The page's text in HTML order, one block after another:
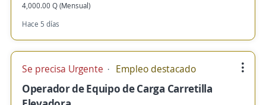
4,000.00 Q (Mensual)
Hace 5 días
Se precisa Urgente Empleo destacado
Operador de Equipo de Carga Carretilla